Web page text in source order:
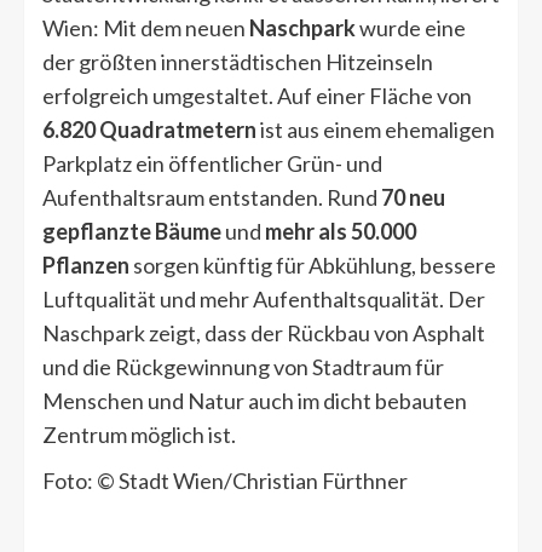
Wien: Mit dem neuen Naschparkwurde eine
der größten innerstädtischen Hitzeinseln
erfolgreich umgestaltet. Auf einer Fläche von
6.820 Quadratmeternist aus einem ehemaligen
Parkplatz ein öffentlicher Grün- und
Aufenthaltsraum entstanden. Rund 70 neu
gepflanzte Bäumeund mehr als 50.000
Pflanzen sorgen künftig für Abkühlung, bessere
Luftqualität und mehr Aufenthaltsqualität. Der
Naschpark zeigt, dass der Rückbau von Asphalt
und die Rückgewinnung von Stadtraum für
Menschen und Natur auch im dicht bebauten
Zentrum möglich ist.
Foto: © Stadt Wien/Christian Fürthner